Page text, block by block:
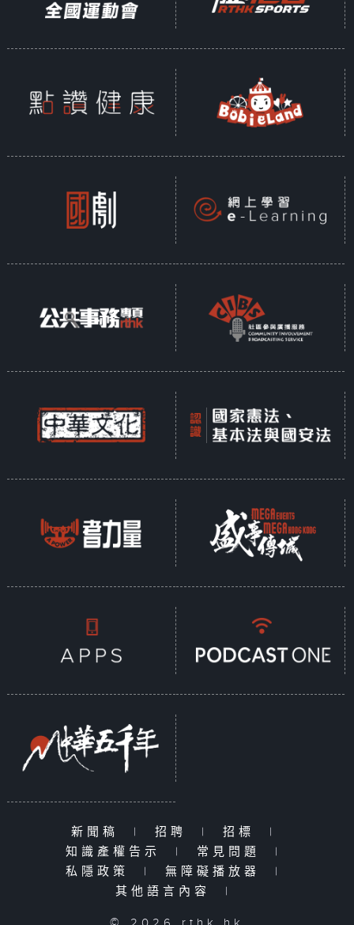
新聞稿 | 招聘 | 招標
|
知識產權告示
| 常見問題
|
私隱政策
| 無障礙播放器
|
其他語言內容
|